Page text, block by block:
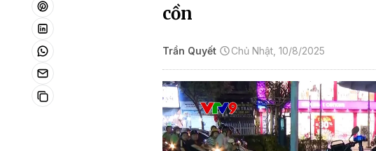
cồn
Trần Quyết Chủ Nhật, 10/8/2025